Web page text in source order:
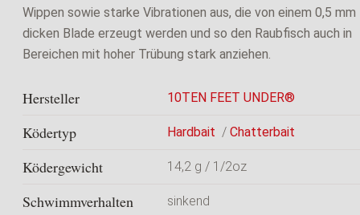
Wippen sowie starke Vibrationen aus, die von einem 0,5 mm
dicken Blade erzeugt werden und so den Raubfisch auch in
Bereichen mit hoher Trübung stark anziehen.
Hersteller 10TEN FEET UNDER®
Ködertyp Hardbait / Chatterbait
Ködergewicht 14,2 g / 1/2oz
Schwimmverhalten sinkend